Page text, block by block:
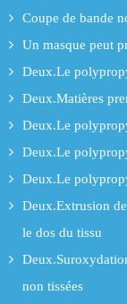
Coupe de bande
Un masque peut
Deux.Le
Deux.Matières
Deux.Le
Deux.Le
Deux.Le
Deux.Extrusion
le dos du tissu
non tissées